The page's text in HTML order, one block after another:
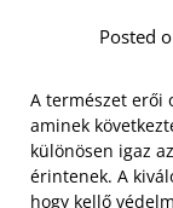
Posted
A természet erői
aminek
különösen igaz
érintenek. A
hogy kellő